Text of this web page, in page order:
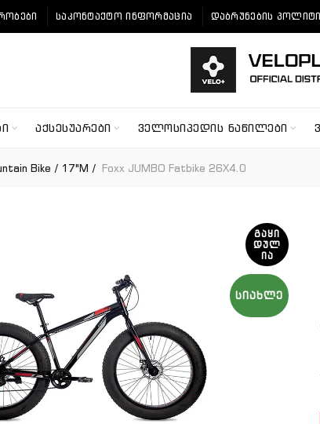
ᲡᲐᲙᲝᲜᲢᲐᲥᲢᲝ ᲘᲜᲤᲝᲠᲛᲐᲪᲘᲐ ᲓᲐᲑᲠᲣᲜᲔᲑᲘᲡ
ᲐᲥᲡᲔᲡᲣᲐᲠᲔᲑᲘ ᲕᲔᲚᲝᲡᲘᲞᲔᲓᲘᲡ ᲜᲐᲬᲘᲚᲔᲑᲘ
Bike 17"M Foxx JUMBO Fatbike 26X4.0
ᲒᲐᲧᲘ
ᲓᲣᲚ
ᲘᲐ
ᲡᲘᲐᲮᲚᲔ